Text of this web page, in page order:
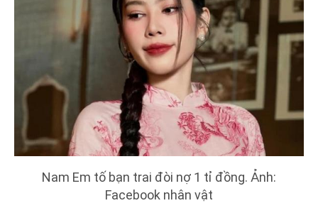
Nam Em tố bạn trai đòi nợ 1 tỉ đồng. Ảnh:
Facebook nhân vật